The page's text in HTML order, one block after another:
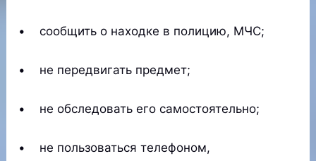
• сообщить о находке в полицию, МЧС;
• не передвигать предмет;
• не обследовать его самостоятельно;
• не пользоваться телефоном,